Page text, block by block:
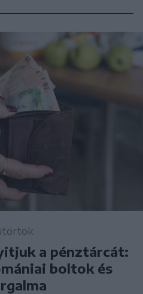
a pénztárcát:
boltok és